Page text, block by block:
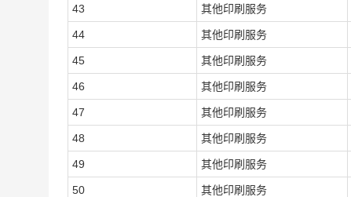
43 其他印刷服务
44 其他印刷服务
45 其他印刷服务
46 其他印刷服务
47 其他印刷服务
48 其他印刷服务
49 其他印刷服务
50 其他印刷服务